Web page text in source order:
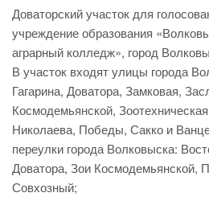
Доваторский участок для
учреждение образования
аграрный колледж», город
В участок входят улицы города
Гагарина, Доватора, Замковая,
Космодемьянской,
Николаева, Победы, Сакко и
переулки города Волковыска:
Доватора, Зои Космодемьянской,
Совхозный;